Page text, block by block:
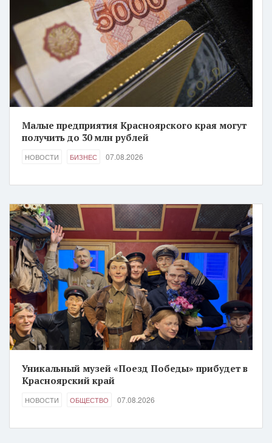
Малые предприятия Красноярского края могут
получить до 30 млн рублей
НОВОСТИ БИЗНЕС 07.08.2026
Уникальный музей «Поезд Победы» прибудет в
Красноярский край
НОВОСТИ ОБЩЕСТВО 07.08.2026